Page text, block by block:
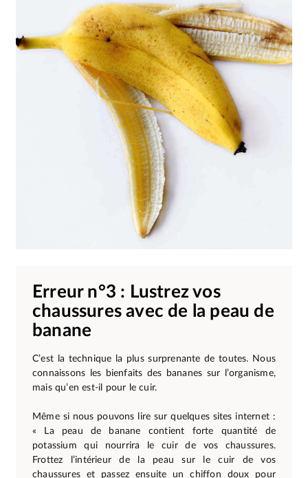
Erreur n°3 : Lustrez vos
chaussures avec de la peau de
banane
C’est la technique la plus surprenante de toutes. Nous
connaissons les bienfaits des bananes sur l’organisme,
mais qu’en est-il pour le cuir.
Même si nous pouvons lire sur quelques sites internet :
« La peau de banane contient forte quantité de
potassium qui nourrira le cuir de vos chaussures.
Frottez l’intérieur de la peau sur le cuir de vos
chaussures et passez ensuite un chiffon doux pour